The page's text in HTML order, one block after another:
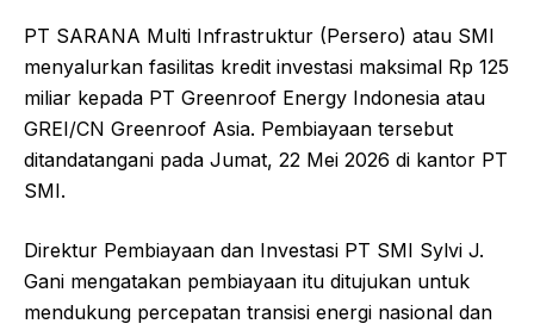
PT SARANA Multi Infrastruktur (Persero) atau SMI
menyalurkan fasilitas kredit investasi maksimal Rp 125
miliar kepada PT Greenroof Energy Indonesia atau
GREI/CN Greenroof Asia. Pembiayaan tersebut
ditandatangani pada Jumat, 22 Mei 2026 di kantor PT
SMI.
Direktur Pembiayaan dan Investasi PT SMI Sylvi J.
Gani mengatakan pembiayaan itu ditujukan untuk
mendukung percepatan transisi energi nasional dan